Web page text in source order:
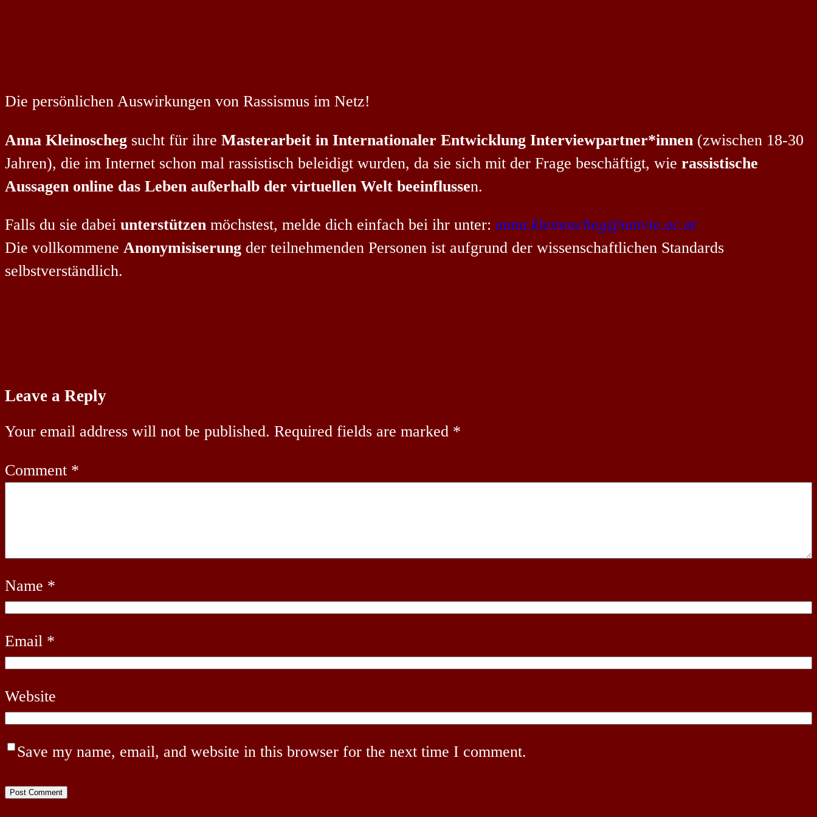
Die persönlichen Auswirkungen von Rassismus im Netz!
Anna Kleinoscheg sucht für ihre Masterarbeit in Internationaler Entwicklung Interviewpartner*innen (zwischen 18-30
Jahren), die im Internet schon mal rassistisch beleidigt wurden, da sie sich mit der Frage beschäftigt, wie rassistische
Aussagen online das Leben außerhalb der virtuellen Welt beeinflussen.
Falls du sie dabei unterstützen möchstest, melde dich einfach bei ihr unter: anna.kleinoscheg@univie.ac.at
Die vollkommene Anonymisiserung der teilnehmenden Personen ist aufgrund der wissenschaftlichen Standards
selbstverständlich.
Leave a Reply
Your email address will not be published. Required fields are marked *
Comment *
Name *
Email *
Website
Save my name, email, and website in this browser for the next time I comment.